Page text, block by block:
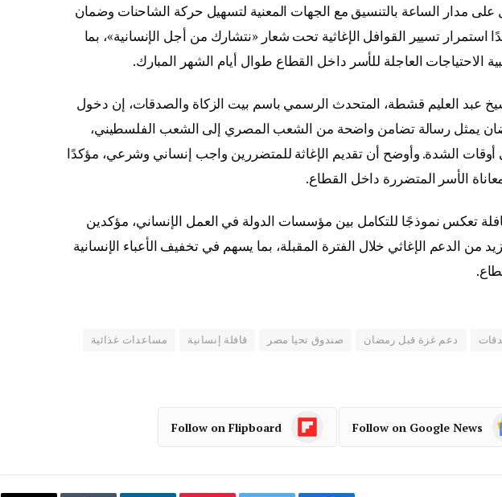
مدار الساعة بالتنسيق مع الجهات المعنية لتسهيل حركة الشاحنات وضمان
استمرار تسيير القوافل الإغاثية تحت شعار «نتشارك من أجل الإنسانية»، بما
الاحتياجات العاجلة للأسر داخل القطاع طوال أيام الشهر المبارك.
عبد العليم قشطة، المتحدث الرسمي باسم بيت الزكاة والصدقات، إن دخول
يمثل رسالة تضامن واضحة من الشعب المصري إلى الشعب الفلسطيني،
الشدة. وأوضح أن تقديم الإغاثة للمتضررين واجب إنساني وشرعي، مؤكدًا
الأسر المتضررة داخل القطاع.
تعكس نموذجًا للتكامل بين مؤسسات الدولة في العمل الإنساني، مؤكدين
من الدعم الإغاثي خلال الفترة المقبلة، بما يسهم في تخفيف الأعباء الإنسانية
دعم غزة قبل رمضان صندوق تحيا مصر قافلة إنسانية مساعدات غذائية
Follow on Google News
Follow on Flipboard